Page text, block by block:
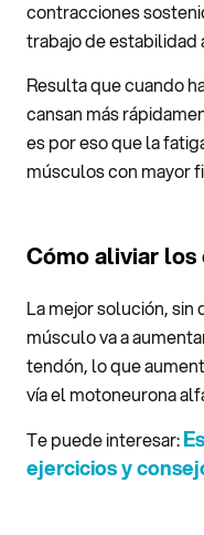
contracciones
trabajo de
Resulta que cuando
cansan más
es por eso que la
músculos con mayor
Cómo aliviar los
La mejor solución, sin
músculo va a
tendón, lo que
vía el motoneurona
Te puede interesar:
ejercicios y